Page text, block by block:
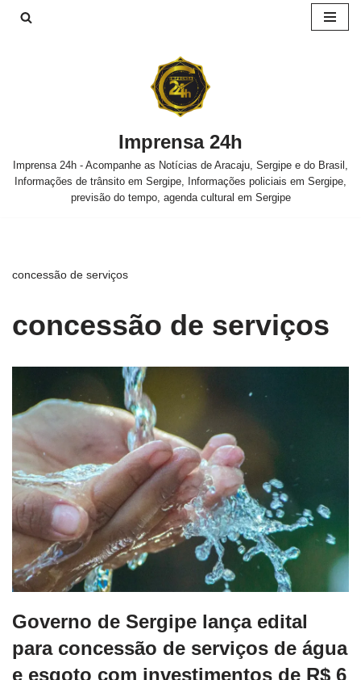
Imprensa 24h
Imprensa 24h - Acompanhe as Notícias de Aracaju, Sergipe e do Brasil,
Informações de trânsito em Sergipe, Informações policiais em Sergipe,
previsão do tempo, agenda cultural em Sergipe
concessão de serviços
concessão de serviços
Governo de Sergipe lança edital
para concessão de serviços de água
e esgoto com investimentos de R$ 6